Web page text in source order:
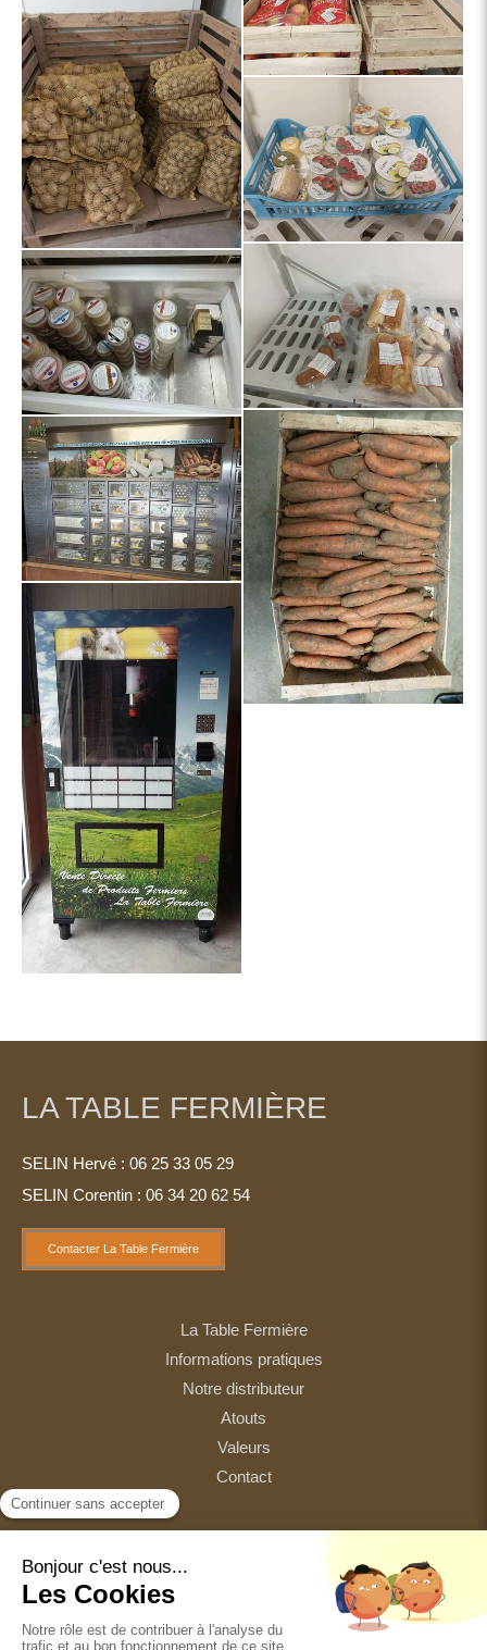
LA TABLE FERMIÈRE
SELIN Hervé : 06 25 33 05 29
SELIN Corentin : 06 34 20 62 54
Contacter La Table Fermière
La Table Fermière
Informations pratiques
Notre distributeur
Atouts
Valeurs
Contact